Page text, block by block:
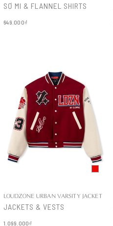
SƠ MI & FLANNEL SHIRTS
649.000₫
LOUDZONE URBAN VARSITY JACKET
JACKETS & VESTS
1.099.000₫